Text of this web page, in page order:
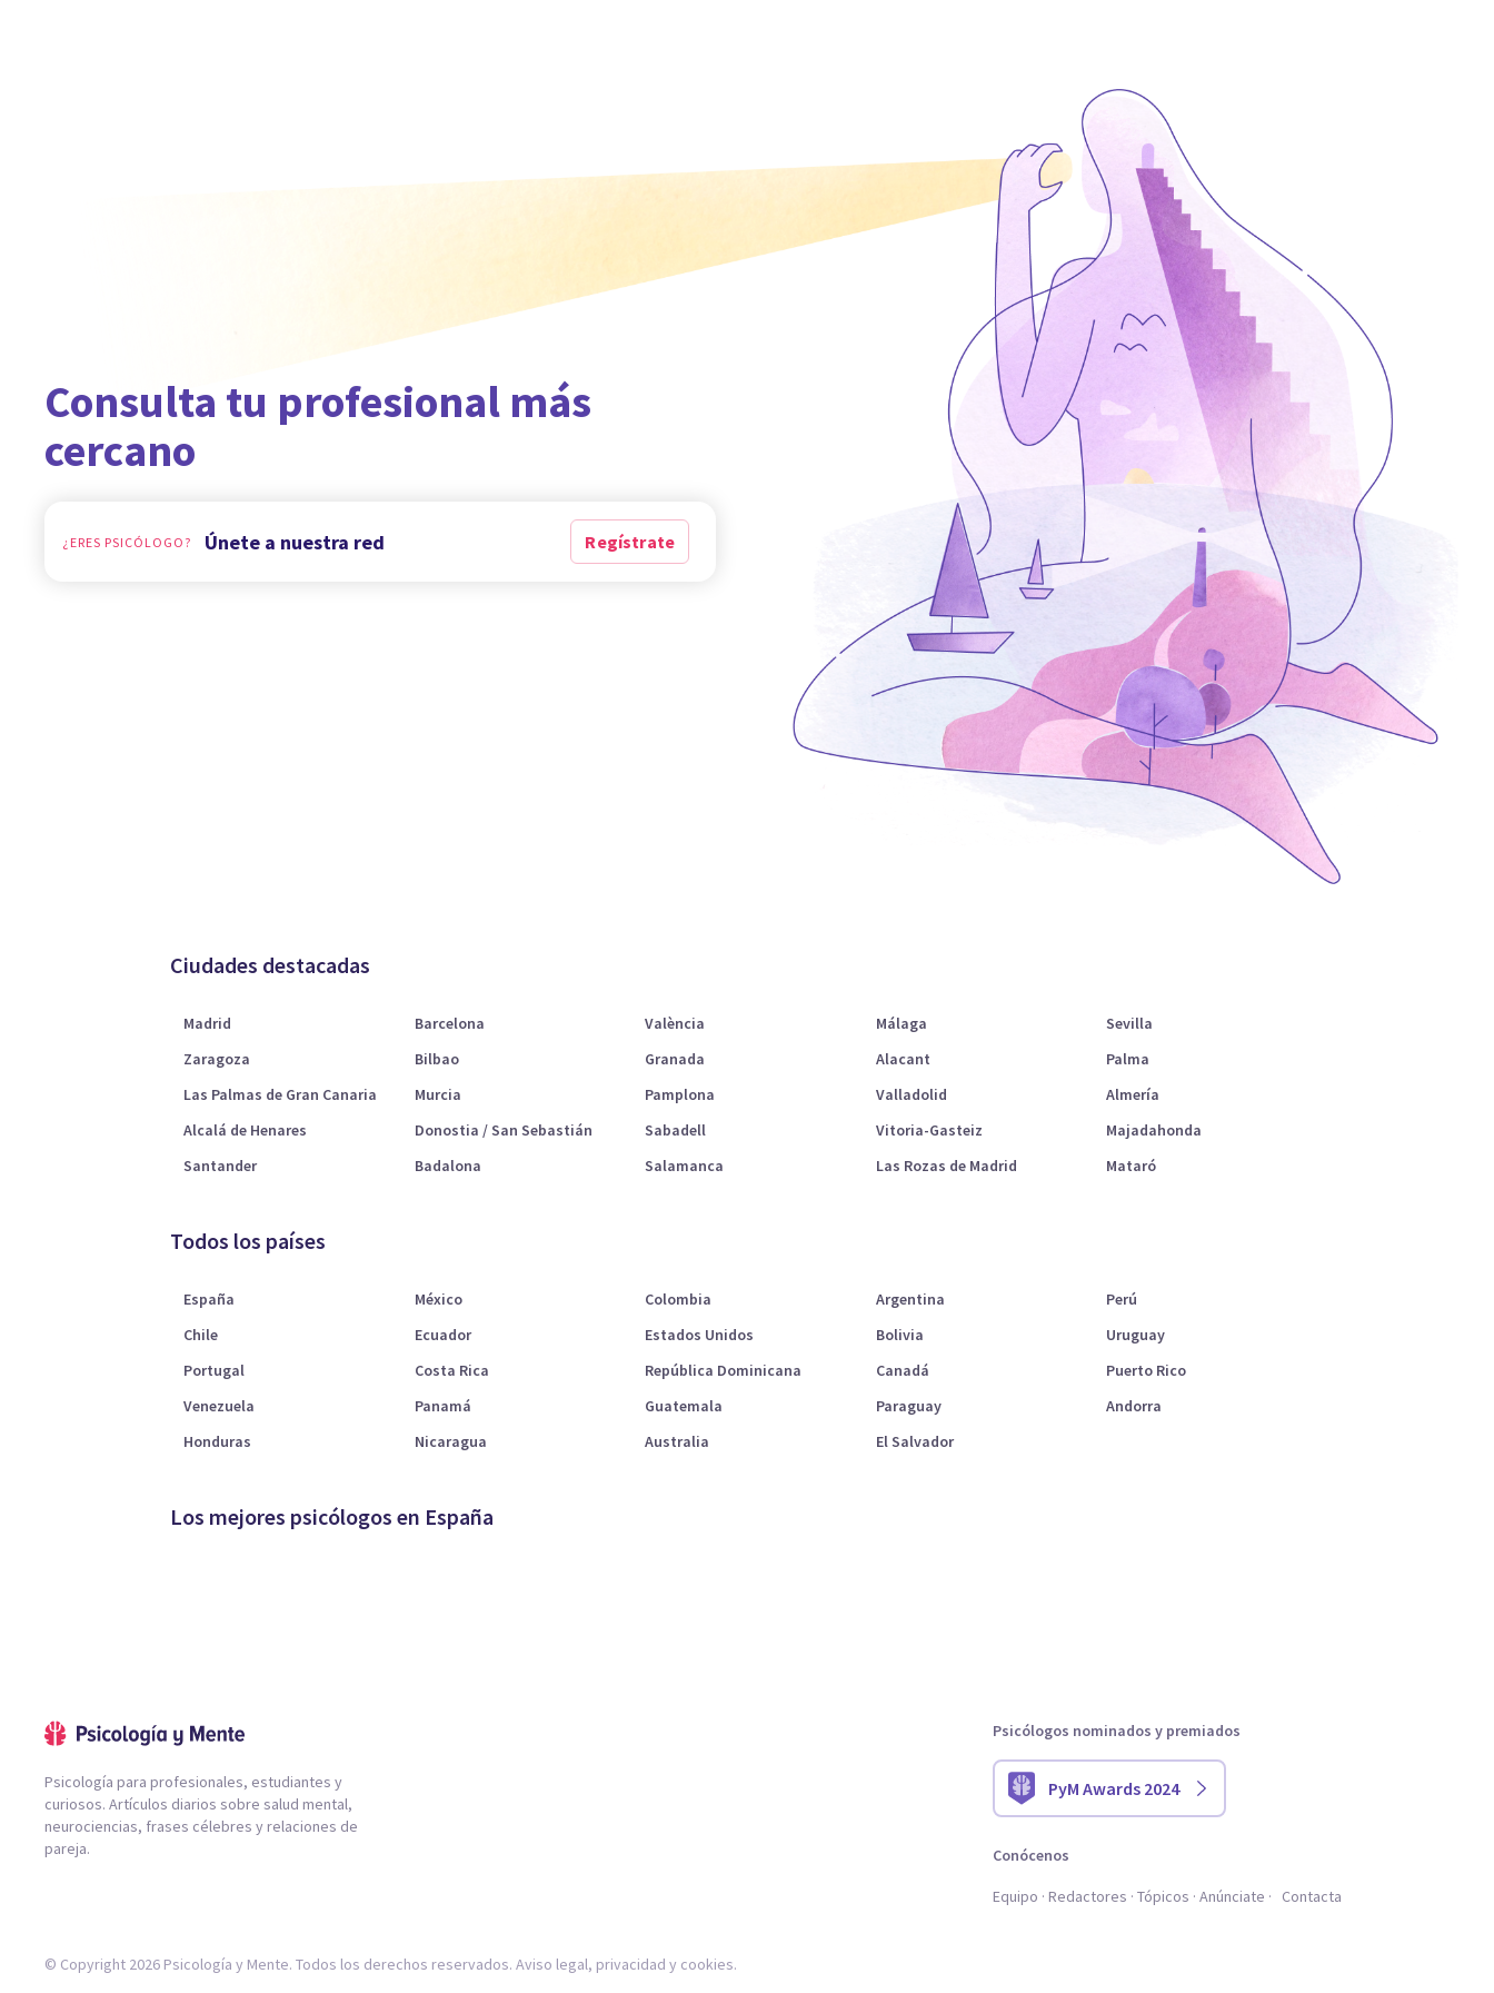
Consulta tu profesional más
cercano
¿ERES PSICÓLOGO? Únete a nuestra red Regístrate
Ciudades destacadas
Madrid Barcelona València Málaga
Sevilla
Zaragoza
Bilbao Granada Alacant
Palma
Las Palmas de Gran Canaria
Murcia Pamplona Valladolid
Almería
Alcalá de Henares
Donostia / San Sebastián Sabadell Vitoria-Gasteiz
Majadahonda
Santander
Badalona Salamanca Las Rozas de Madrid Mataró
Todos los países
España México Colombia Argentina
Perú
Chile
Ecuador Estados Unidos Bolivia
Uruguay
Portugal
Costa Rica República Dominicana Canadá
Puerto Rico
Venezuela
Panamá Guatemala Paraguay
Andorra
Honduras
Nicaragua Australia El Salvador
Los mejores psicólogos en España
Psicología para profesionales, estudiantes y
curiosos. Artículos diarios sobre salud mental,
neurociencias, frases célebres y relaciones de
pareja.
Psicólogos nominados y premiados
PyM Awards 2024
Conócenos
Equipo Redactores Tópicos Anúnciate Contacta
© Copyright 2026 Psicología y Mente. Todos los derechos reservados. Aviso legal, privacidad y cookies.